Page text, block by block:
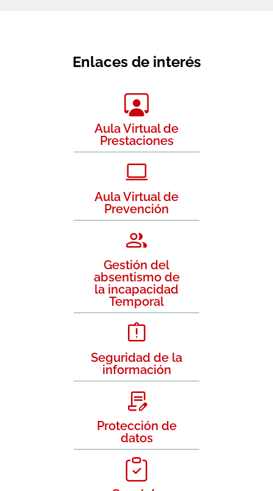
Enlaces de interés
Aula Virtual de
Prestaciones
Aula Virtual de
Prevención
Gestión del
absentismo de
la incapacidad
Temporal
Seguridad de la
información
Protección de
datos